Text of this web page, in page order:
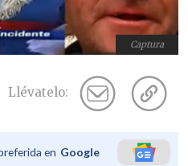
Captura
Llévatelo:
en Google